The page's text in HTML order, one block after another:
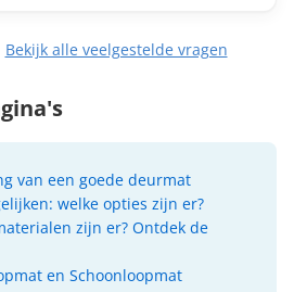
Bekijk alle veelgestelde vragen
van een goede deurmat
welke opties zijn er?
zijn er? Ontdek de
en Schoonloopmat